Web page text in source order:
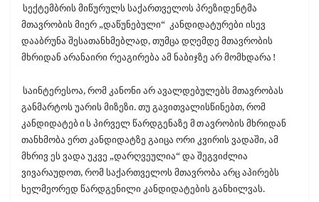
სექტემბრის მიწურულს საქართველოს პრეზიდენტმა
მთავრობის მიერ „დაწუნებული“ კანდიდატურები ისევ
დააბრუნა შესათანხმებლად, თუმცა დღემდე მთავრობის
მხრიდან არანაირი რეაგირება ამ ნაბიჯზე არ მომხდარა !
საინტერესოა, რომ კანონი არ ავალდებულებს მთავრობას
განმარტოს უარის მიზეზი. თუ გავითვალისწინებთ, რომ
კანდიდატების პირველ წარდგენაზე მთავრობის მხრიდან
თანხმობა ერთ კანდიდატზე გაიცა ორი კვირის ვადაში, ამ
მხრივ ეს ვადა უკვე „დარღვეულია“ და შეგვიძლია
ვივარაუდოთ, რომ საქართველოს მთავრობა არც აპირებს
ხელმეორედ წარდგენილი კანდიდატების განხილვას.